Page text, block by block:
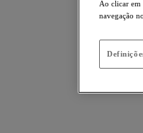
Ao clicar em
navegação